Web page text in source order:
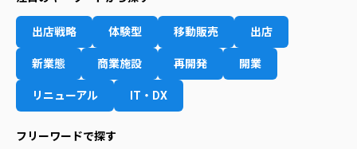
出店戦略 体験型 移動販売 出店
新業態 商業施設 再開発 開業
リニューアル IT・DX
フリーワードで探す